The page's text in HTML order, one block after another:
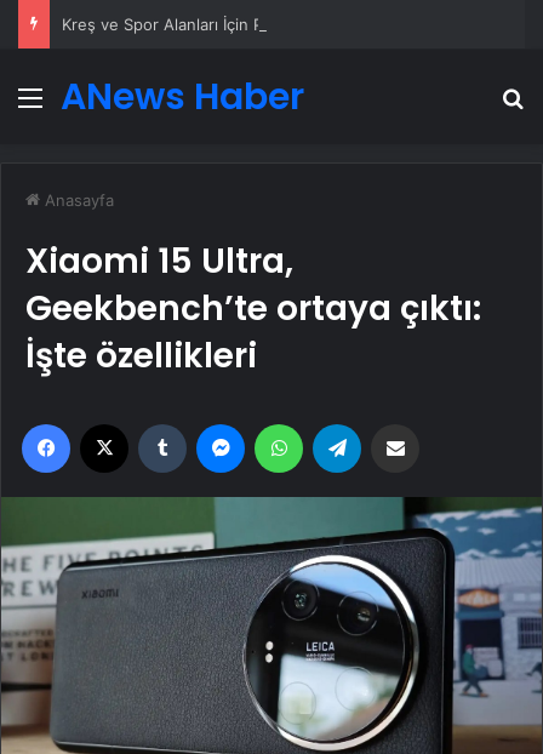
Kreş ve Spor Alanları İçin Profesyonel Zemin Çözümleri
MenüANews Haber
Anasayfa
Xiaomi 15 Ultra,
Geekbench’te ortaya çıktı:
İşte özellikleri
Facebook Tumblr MessengerWhatsApp